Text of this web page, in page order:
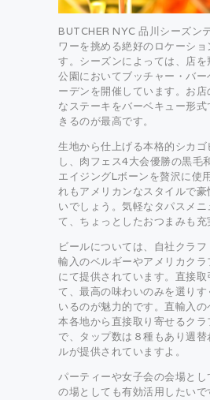
BUTCHER NYC 品川シーズン
ワーを挑める絶好のロケーシ
す。シーズンによっては、店
公園においてブッチャー・バ
ーデンを開催しています。お
なステーキをバーベキュー形
きるのが最高です。
生地から仕上げる本格的シカゴ
し、肉フェス4大会優勝の黒毛
エイジングLボーンを贅沢に使
れもアメリカンなスタイルで豪
いでしょう。気軽なタパスメ
て、ちょっとしたおつまみも充
ビールについては、自社クラ
輸入のベルギーやアメリカク
にて提供されています。直接
て、最高の味わいのみを選り
いるのが魅力的です。直輸入
本各地から直接取り寄せるク
で、タップ数は８種もあり週
ルが提供されていますよ。
パーティーや女子会の会場と
の場としても有効活用したいで